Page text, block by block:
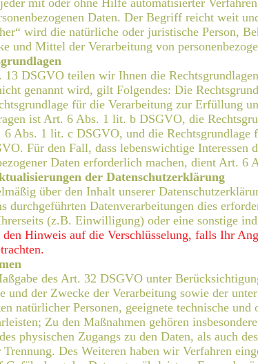
mit oder ohne Hilfe automatisierter
Daten. Der Begriff reicht weit
wird die natürliche oder juristische Person,
und Mittel der Verarbeitung von
13 DSGVO teilen wir Ihnen die
genannt wird, gilt Folgendes: Die
für die Verarbeitung zur Erfüllung
ist Art. 6 Abs. 1 lit. b DSGVO, die
Abs. 1 lit. c DSGVO, und die Rechtsgrundlage
Für den Fall, dass lebenswichtige Interessen
Daten erforderlich machen, dient Art.
der Datenschutzerklärung
über den Inhalt unserer
durchgeführten Datenverarbeitungen dies
(z.B. Einwilligung) oder eine sonstige
Hinweis auf die Verschlüsselung, falls Ihr
des Art. 32 DSGVO unter
und der Zwecke der Verarbeitung sowie der
natürlicher Personen, geeignete technische
Zu den Maßnahmen gehören
physischen Zugangs zu den Daten, als auch
Des Weiteren haben wir Verfahren